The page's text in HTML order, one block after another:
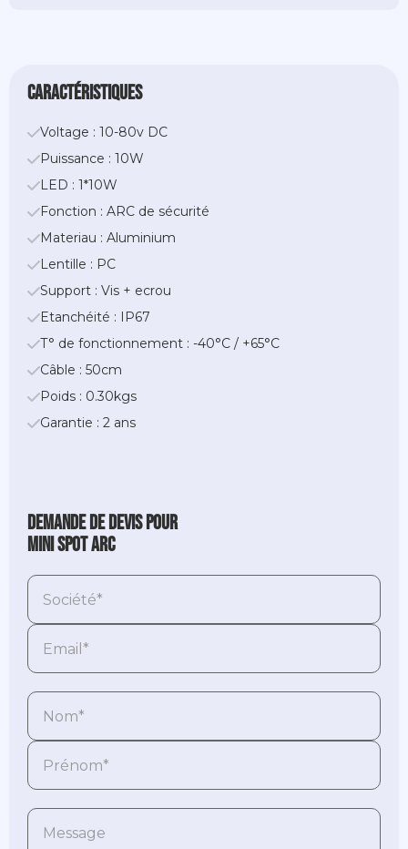
caractéristiques
Voltage : 10-80v DC
Puissance : 10W
LED : 1*10W
Fonction : ARC de sécurité
Materiau : Aluminium
Lentille : PC
Support : Vis + ecrou
Etanchéité : IP67
T° de fonctionnement : -40°C / +65°C
Câble : 50cm
Poids : 0.30kgs
Garantie : 2 ans
Demande de devis pour
Mini Spot ARC